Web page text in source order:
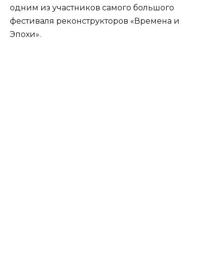
одним из участников самого большого
фестиваля реконструкторов «Времена и
Эпохи».